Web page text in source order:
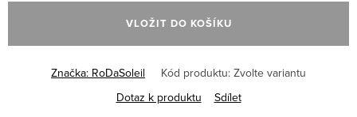
cena:
VLOŽIT DO KOŠÍKU
Značka: RoDaSoleil Kód produktu: Zvolte variantu
Dotaz k produktu
Sdílet